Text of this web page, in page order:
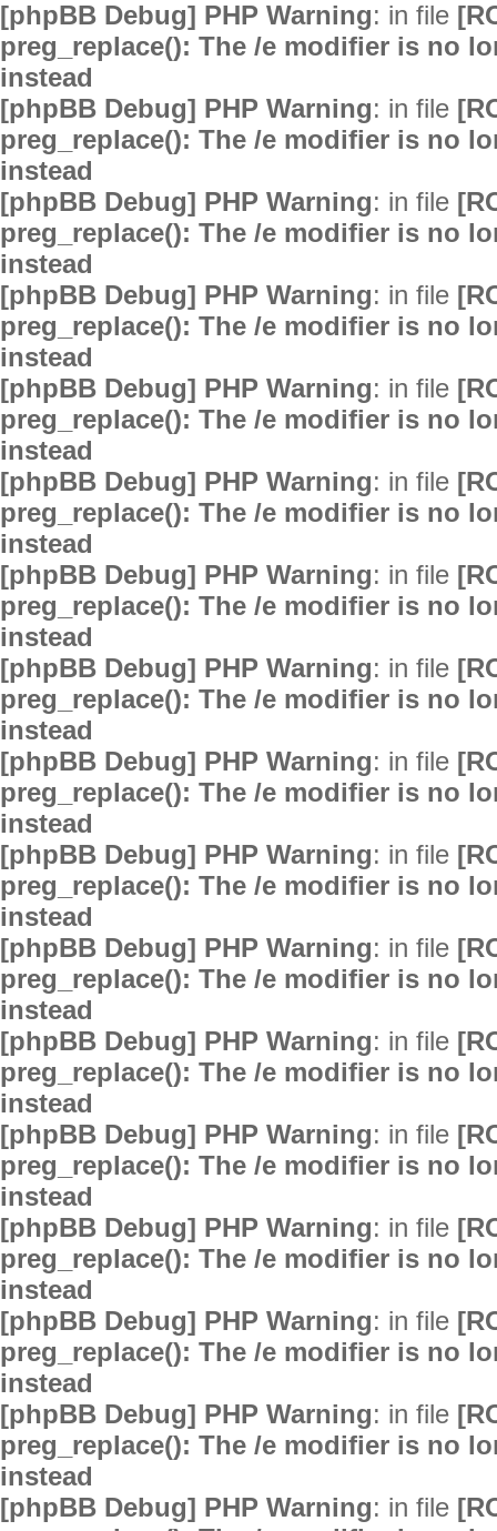
[phpBB Debug] PHP Warning: in file
preg_replace(): The /e modifier is no
instead
[phpBB Debug] PHP Warning: in file
preg_replace(): The /e modifier is no
instead
[phpBB Debug] PHP Warning: in file
preg_replace(): The /e modifier is no
instead
[phpBB Debug] PHP Warning: in file
preg_replace(): The /e modifier is no
instead
[phpBB Debug] PHP Warning: in file
preg_replace(): The /e modifier is no
instead
[phpBB Debug] PHP Warning: in file
preg_replace(): The /e modifier is no
instead
[phpBB Debug] PHP Warning: in file
preg_replace(): The /e modifier is no
instead
[phpBB Debug] PHP Warning: in file
preg_replace(): The /e modifier is no
instead
[phpBB Debug] PHP Warning: in file
preg_replace(): The /e modifier is no
instead
[phpBB Debug] PHP Warning: in file
preg_replace(): The /e modifier is no
instead
[phpBB Debug] PHP Warning: in file
preg_replace(): The /e modifier is no
instead
[phpBB Debug] PHP Warning: in file
preg_replace(): The /e modifier is no
instead
[phpBB Debug] PHP Warning: in file
preg_replace(): The /e modifier is no
instead
[phpBB Debug] PHP Warning: in file
preg_replace(): The /e modifier is no
instead
[phpBB Debug] PHP Warning: in file
preg_replace(): The /e modifier is no
instead
[phpBB Debug] PHP Warning: in file
preg_replace(): The /e modifier is no
instead
[phpBB Debug] PHP Warning: in file